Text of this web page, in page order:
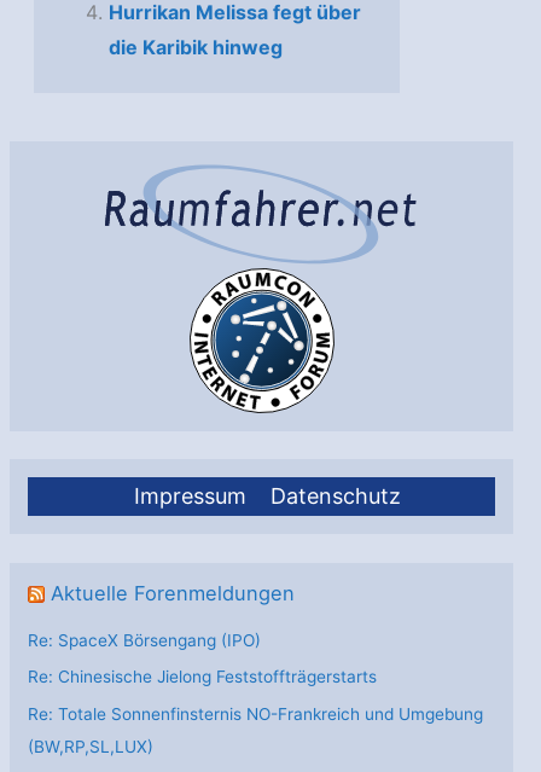
Impressum Datenschutz
Aktuelle Forenmeldungen
Re: SpaceX Börsengang (IPO)
Re: Chinesische Jielong Feststoffträgerstarts
Re: Totale Sonnenfinsternis NO-Frankreich und Umgebung
(BW,RP,SL,LUX)
Hurrikan Melissa fegt über
die Karibik hinweg